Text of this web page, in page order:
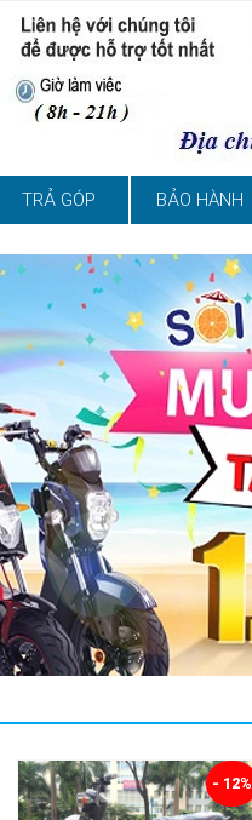
TRẢ GÓP BẢO HÀNH
- 12%